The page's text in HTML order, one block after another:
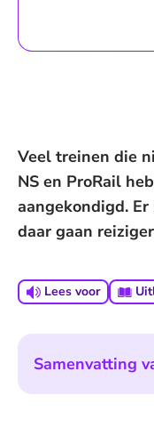
Veel treinen die
NS en ProRail
aangekondigd.
daar gaan
Lees voor
Samenvatting